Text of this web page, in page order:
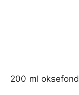
200 ml oksefond